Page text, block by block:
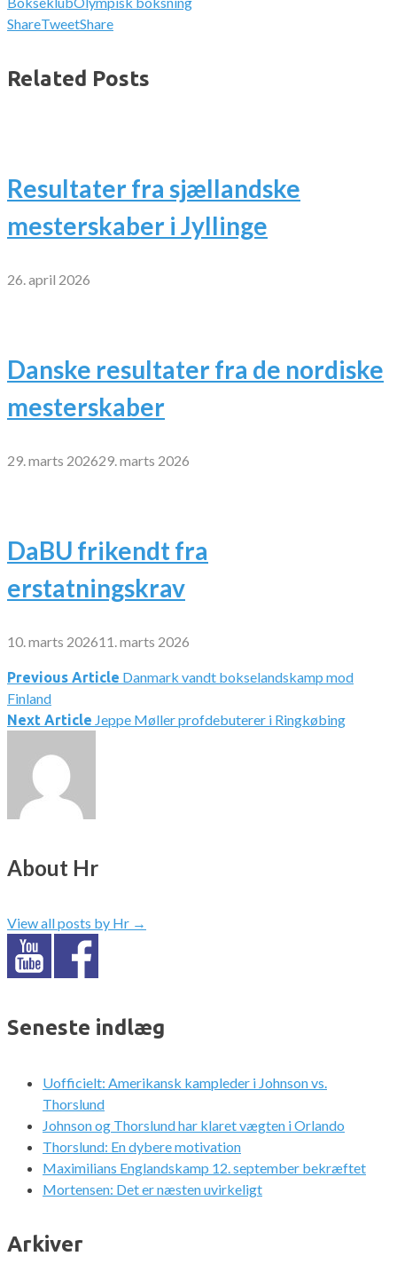
ShareTweetShare
Related Posts
Resultater fra sjællandske
mesterskaber i Jyllinge
26. april 2026
Danske resultater fra de nordiske
mesterskaber
29. marts 202629. marts 2026
DaBU frikendt fra
erstatningskrav
10. marts 202611. marts 2026
Indlægsnavigation
Previous Article Danmark vandt bokselandskamp mod
Finland
Next Article Jeppe Møller profdebuterer i Ringkøbing
About Hr
View all posts by Hr →
Seneste indlæg
Uofficielt: Amerikansk kampleder i Johnson vs.
Thorslund
Johnson og Thorslund har klaret vægten i Orlando
Thorslund: En dybere motivation
Maximilians Englandskamp 12. september bekræftet
Mortensen: Det er næsten uvirkeligt
Arkiver